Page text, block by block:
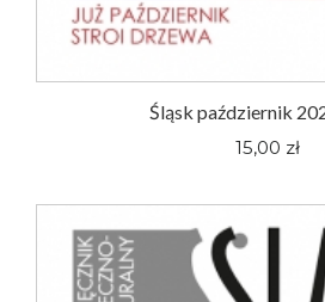
Śląsk październik
15,00 zł